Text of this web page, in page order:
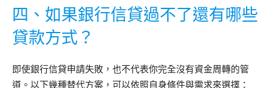
四、如果銀行信貸過不了還有哪些
貸款方式？
即使銀行信貸申請失敗，也不代表你完全沒有資金周轉的管
道。以下幾種替代方案，可以依照自身條件與需求來選擇：